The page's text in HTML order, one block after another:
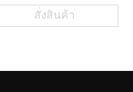
สั่งสินค้า